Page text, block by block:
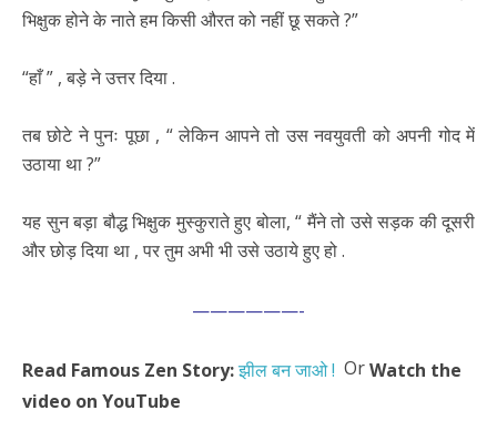
भिक्षुक होने के नाते हम किसी औरत को नहीं छू सकते ?”
“हाँ ” , बड़े ने उत्तर दिया .
तब छोटे ने पुनः पूछा , “ लेकिन आपने तो उस नवयुवती को अपनी गोद में
उठाया था ?”
यह सुन बड़ा बौद्ध भिक्षुक मुस्कुराते हुए बोला, “ मैंने तो उसे सड़क की दूसरी
और छोड़ दिया था , पर तुम अभी भी उसे उठाये हुए हो .
——————-
Read Famous Zen Story:झील बन जाओ ! OrWatch the
video on YouTube